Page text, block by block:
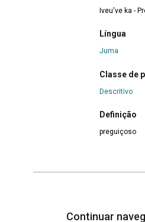
Iveu've ka -
Língua
Juma
Classe de
Descritivo
Definição
preguiçoso
Continuar